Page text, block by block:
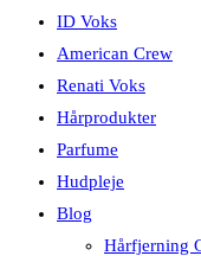
ID Voks
American Crew
Renati Voks
Hårprodukter
Parfume
Hudpleje
Blog
Hårfjerning